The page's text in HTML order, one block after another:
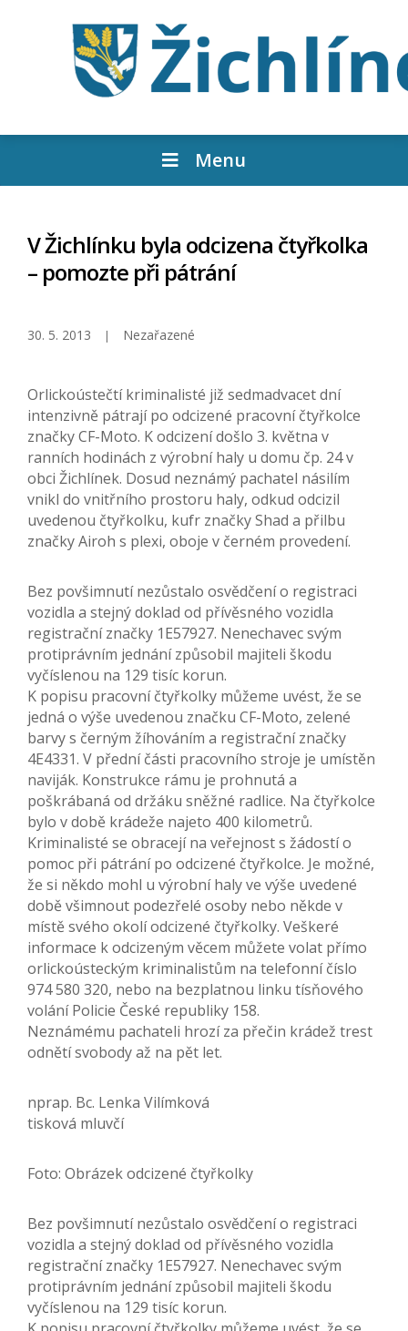
Menu
V Žichlínku byla odcizena čtyřkolka
– pomozte při pátrání
30. 5. 2013 Nezařazené
Orlickoústečtí kriminalisté již sedmadvacet dní
intenzivně pátrají po odcizené pracovní čtyřkolce
značky CF-Moto. K odcizení došlo 3. května v
ranních hodinách z výrobní haly u domu čp. 24 v
obci Žichlínek. Dosud neznámý pachatel násilím
vnikl do vnitřního prostoru haly, odkud odcizil
uvedenou čtyřkolku, kufr značky Shad a přilbu
značky Airoh s plexi, oboje v černém provedení.
Bez povšimnutí nezůstalo osvědčení o registraci
vozidla a stejný doklad od přívěsného vozidla
registrační značky 1E57927. Nenechavec svým
protiprávním jednání způsobil majiteli škodu
vyčíslenou na 129 tisíc korun.
K popisu pracovní čtyřkolky můžeme uvést, že se
jedná o výše uvedenou značku CF-Moto, zelené
barvy s černým žíhováním a registrační značky
4E4331. V přední části pracovního stroje je umístěn
naviják. Konstrukce rámu je prohnutá a
poškrábaná od držáku sněžné radlice. Na čtyřkolce
bylo v době krádeže najeto 400 kilometrů.
Kriminalisté se obracejí na veřejnost s žádostí o
pomoc při pátrání po odcizené čtyřkolce. Je možné,
že si někdo mohl u výrobní haly ve výše uvedené
době všimnout podezřelé osoby nebo někde v
místě svého okolí odcizené čtyřkolky. Veškeré
informace k odcizeným věcem můžete volat přímo
orlickoústeckým kriminalistům na telefonní číslo
974 580 320, nebo na bezplatnou linku tísňového
volání Policie České republiky 158.
Neznámému pachateli hrozí za přečin krádež trest
odnětí svobody až na pět let.
nprap. Bc. Lenka Vilímková
tisková mluvčí
Foto: Obrázek odcizené čtyřkolky
Bez povšimnutí nezůstalo osvědčení o registraci
vozidla a stejný doklad od přívěsného vozidla
registrační značky 1E57927. Nenechavec svým
protiprávním jednání způsobil majiteli škodu
vyčíslenou na 129 tisíc korun.